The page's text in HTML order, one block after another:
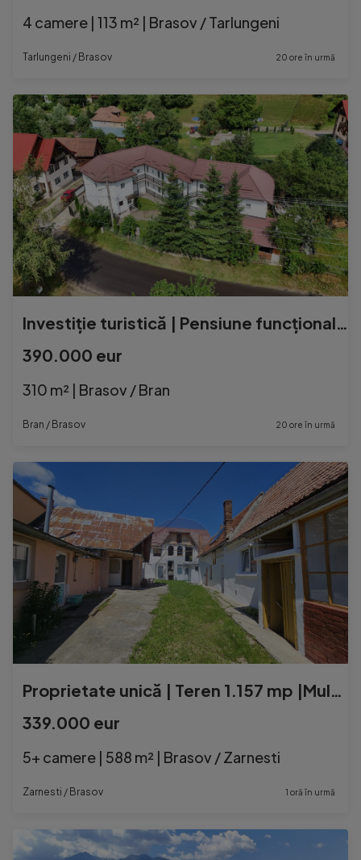
4 camere | 113 m² | Brasov / Tarlungeni
Tarlungeni / Brasov 20 ore în urmă
Investiție turistică | Pensiune funcțională | Bran ??...
390.000 eur
310 m² | Brasov / Bran
Bran / Brasov 20 ore în urmă
Proprietate unică | Teren 1.157 mp |Multiple clădiri | ...
339.000 eur
5+ camere | 588 m² | Brasov / Zarnesti
Zarnesti / Brasov 1 oră în urmă